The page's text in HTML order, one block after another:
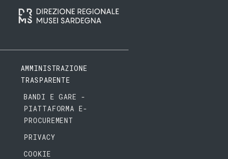
AMMINISTRAZIONE
TRASPARENTE
BANDI E GARE -
PIATTAFORMA E-
PROCUREMENT
PRIVACY
COOKIE